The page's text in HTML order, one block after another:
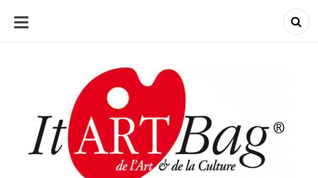
ALLER
CONTENU
ItArtBag